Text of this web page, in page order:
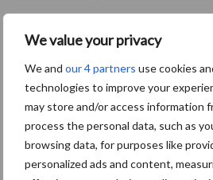
We value your privacy
We and our 4 partners use cookies
technologies to improve your
may store and/or access information
process the personal data, such as
browsing data, for purposes like
personalized ads and content,
Trijntje 166 behaalde in de laatste
kilogram vet en eiwit. Dit werd ook op
Deze koe is dertien jaar oud en zit op
lactatie. Ondanks dat geeft ze nog 42
goed op de robot”, laat Dijkstra trots